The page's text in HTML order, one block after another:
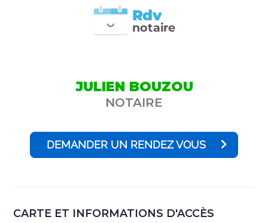
notaire
Rdv
JULIEN BOUZOU
NOTAIRE
DEMANDER UN RENDEZ VOUS
CARTE ET INFORMATIONS D'ACCÈS